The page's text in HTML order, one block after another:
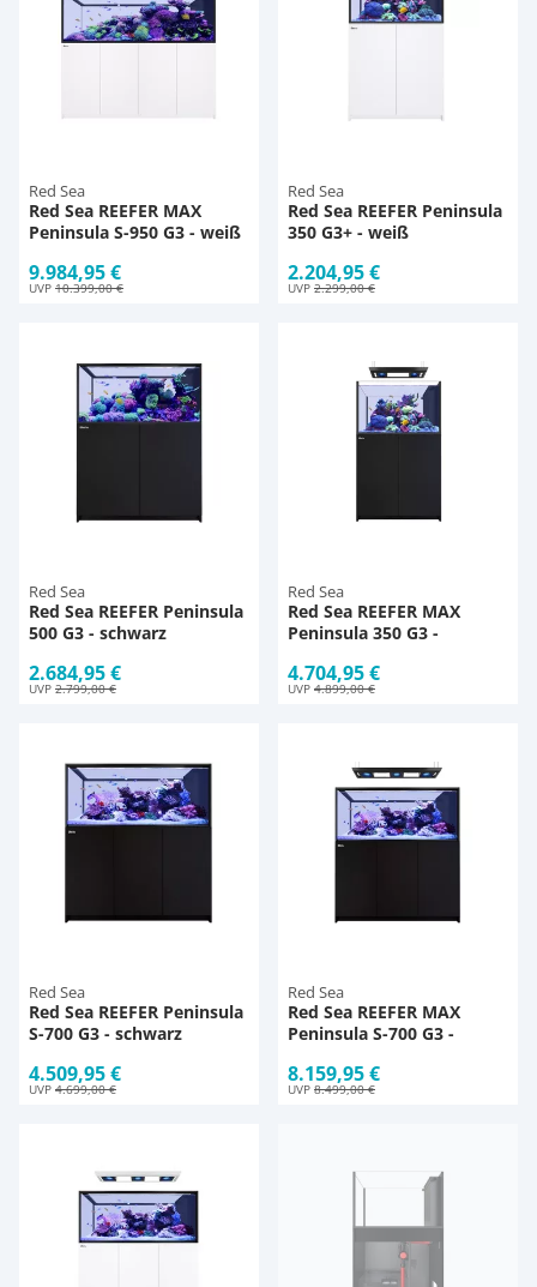
Red Sea
Red Sea REEFER MAX
Peninsula S-950 G3 - weiß
9.984,95 €
UVP 10.399,00 €
Red Sea
Red Sea REEFER Peninsula
350 G3+ - weiß
2.204,95 €
UVP 2.299,00 €
Red Sea
Red Sea REEFER Peninsula
500 G3 - schwarz
2.684,95 €
UVP 2.799,00 €
Red Sea
Red Sea REEFER MAX
Peninsula 350 G3 -
4.704,95 €
UVP 4.899,00 €
Red Sea
Red Sea REEFER Peninsula
S-700 G3 - schwarz
4.509,95 €
UVP 4.699,00 €
Red Sea
Red Sea REEFER MAX
Peninsula S-700 G3 -
8.159,95 €
UVP 8.499,00 €